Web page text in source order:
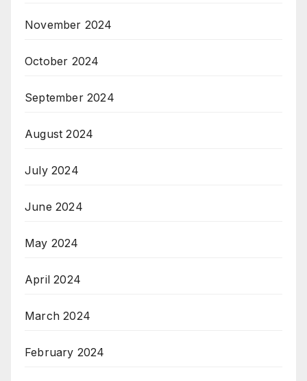
November 2024
October 2024
September 2024
August 2024
July 2024
June 2024
May 2024
April 2024
March 2024
February 2024